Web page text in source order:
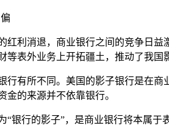
红利消退，商业银行之间的竞争日
等表外业务上开拓疆土，推动了我国
行有所不同。美国的影子银行是在
金的来源并不依靠银行。
“银行的影子”，是商业银行将本属